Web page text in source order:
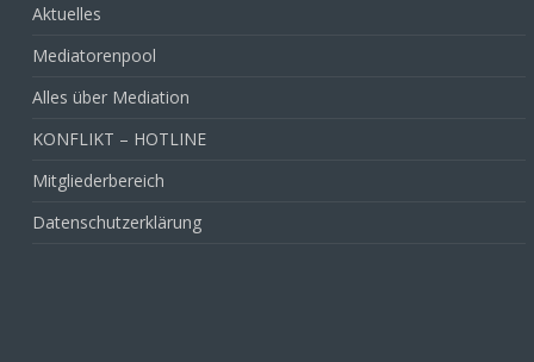
Aktuelles
Mediatorenpool
Alles über Mediation
KONFLIKT – HOTLINE
Mitgliederbereich
Datenschutzerklärung